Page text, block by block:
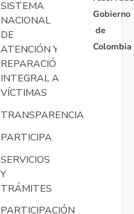
SISTEMA
NACIONAL
DE
ATENCIÓN Y
REPARACIÓN
INTEGRAL A
VÍCTIMAS
TRANSPARENCIA
PARTICIPA
SERVICIOS
Y
TRÁMITES
PARTICIPACIÓN
Gobierno
de
Colombia